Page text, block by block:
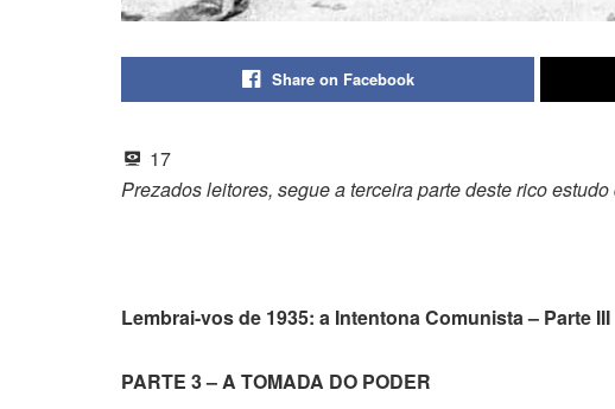
Share on Facebook
17
Prezados leitores, segue a terceira parte deste rico
Lembrai-vos de 1935: a Intentona Comunista – Parte III
PARTE 3 – A TOMADA DO PODER